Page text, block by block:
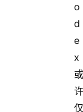
o
d
e
x
或
许
仅